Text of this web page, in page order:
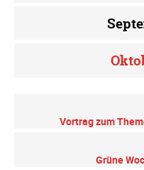
Vortrag zum
Grüne